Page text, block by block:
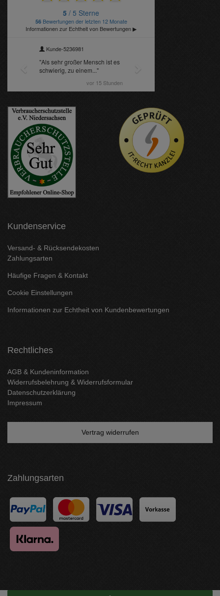
Kundenservice
Versand- & Rücksendekosten
Zahlungsarten
Häufige Fragen & Kontakt
Cookie Einstellungen
Informationen zur Echtheit von Kundenbewertungen
Rechtliches
AGB & Kundeninformation
Widerrufsbelehrung & Widerrufsformular
Datenschutzerklärung
Impressum
Vertrag widerrufen
Zahlungsarten